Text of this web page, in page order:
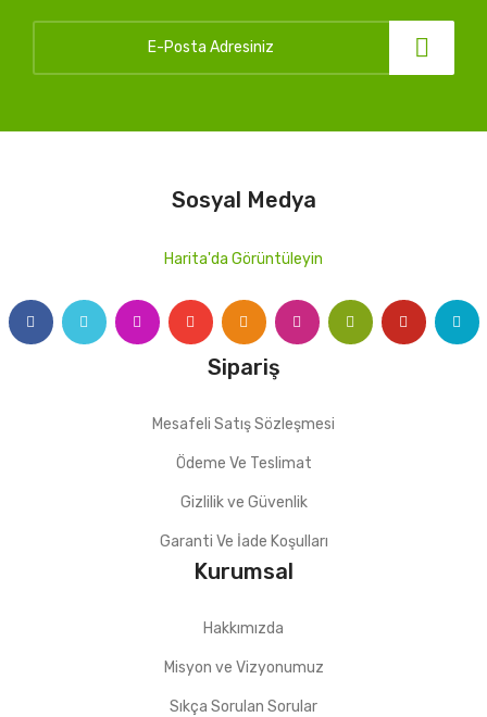
Sosyal Medya
Harita'da Görüntüleyin
Sipariş
Mesafeli Satış Sözleşmesi
Ödeme Ve Teslimat
Gizlilik ve Güvenlik
Garanti Ve İade Koşulları
Kurumsal
Hakkımızda
Misyon ve Vizyonumuz
Sıkça Sorulan Sorular